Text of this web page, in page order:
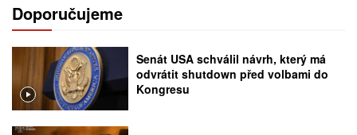
Doporučujeme
Senát USA schválil návrh, který má
odvrátit shutdown před volbami do
Kongresu